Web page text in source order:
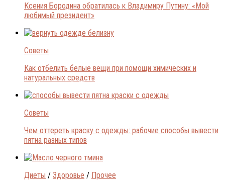
Ксения Бородина обратилась к Владимиру Путину: «Мой
любимый президент»
Советы
Как отбелить белые вещи при помощи химических и
натуральных средств
Советы
Чем оттереть краску с одежды: рабочие способы вывести
пятна разных типов
Диеты / Здоровье / Прочее